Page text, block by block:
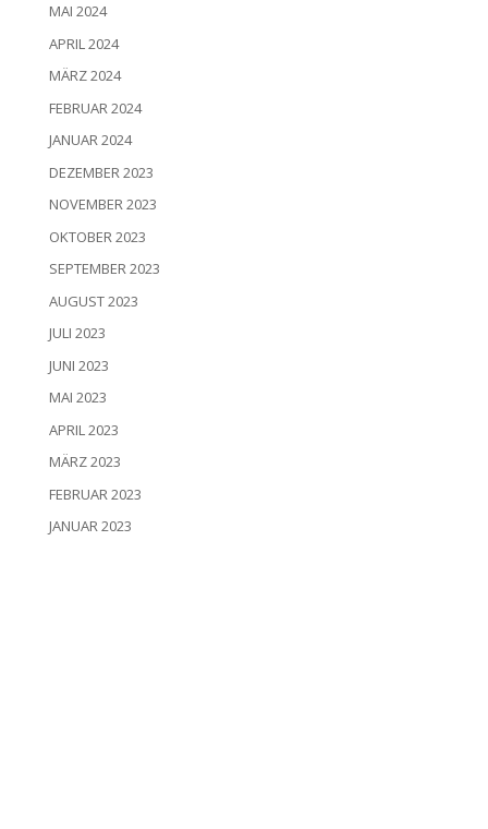
MAI 2024
APRIL 2024
MÄRZ 2024
FEBRUAR 2024
JANUAR 2024
DEZEMBER 2023
NOVEMBER 2023
OKTOBER 2023
SEPTEMBER 2023
AUGUST 2023
JULI 2023
JUNI 2023
MAI 2023
APRIL 2023
MÄRZ 2023
FEBRUAR 2023
JANUAR 2023